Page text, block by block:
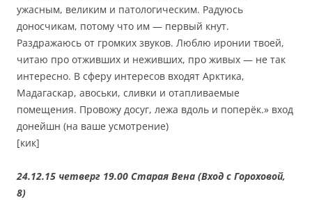
ужасным, великим и патологическим. Радуюсь
доносчикам, потому что им — первый кнут.
Раздражаюсь от громких звуков. Люблю иронии твоей,
читаю про отживших и неживших, про живых — не так
интересно. В сферу интересов входят Арктика,
Мадагаскар, авоськи, сливки и отапливаемые
помещения. Провожу досуг, лежа вдоль и поперёк.» вход
донейшн (на ваше усмотрение)
[кик]
24.12.15 четверг 19.00 Старая Вена (Вход с Гороховой,
8)